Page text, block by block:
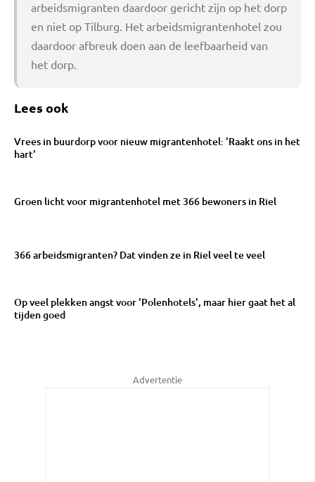
arbeidsmigranten daardoor gericht zijn op het dorp
en niet op Tilburg. Het arbeidsmigrantenhotel zou
daardoor afbreuk doen aan de leefbaarheid van
het dorp.
Lees ook
Vrees in buurdorp voor nieuw migrantenhotel: 'Raakt ons in het
hart'
Groen licht voor migrantenhotel met 366 bewoners in Riel
366 arbeidsmigranten? Dat vinden ze in Riel veel te veel
Op veel plekken angst voor 'Polenhotels', maar hier gaat het al
tijden goed
Advertentie